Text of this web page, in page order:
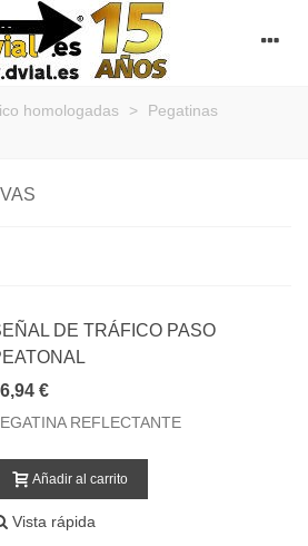
homologadas >
Pegatinas
DE TRÁFICO PASO
€
REFLECTANTE
Añadir al carrito
Vista rápida